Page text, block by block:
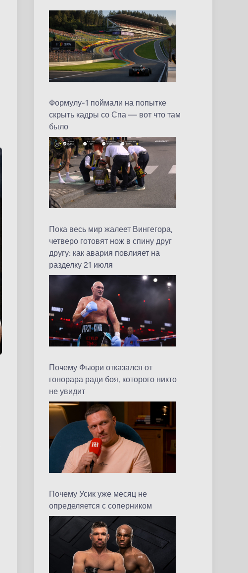
Формулу-1 поймали на попытке
скрыть кадры со Спа — вот что там
было
Пока весь мир жалеет Вингегора,
четверо готовят нож в спину друг
другу: как авария повлияет на
разделку 21 июля
Почему Фьюри отказался от
гонорара ради боя, которого никто
не увидит
Почему Усик уже месяц не
определяется с соперником